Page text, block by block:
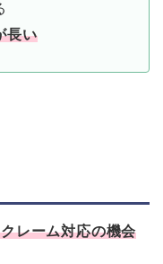
長い
レーム対応の機会